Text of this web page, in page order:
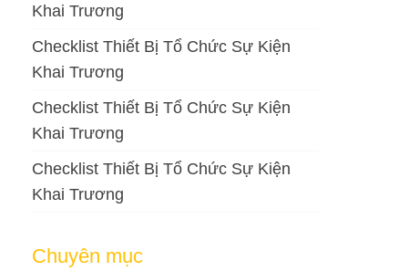
Khai Trương
Checklist Thiết Bị Tổ Chức Sự Kiện
Khai Trương
Checklist Thiết Bị Tổ Chức Sự Kiện
Khai Trương
Checklist Thiết Bị Tổ Chức Sự Kiện
Khai Trương
Chuyên mục